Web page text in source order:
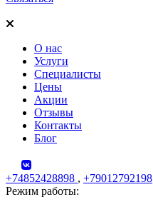
О нас
Услуги
Специалисты
Цены
Акции
Отзывы
Контакты
Блог
+74852428898 , +79012792198
Режим работы: